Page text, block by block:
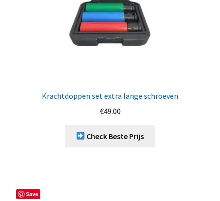
Krachtdoppen set extra lange schroeven
€49.00
Check Beste Prijs
Save